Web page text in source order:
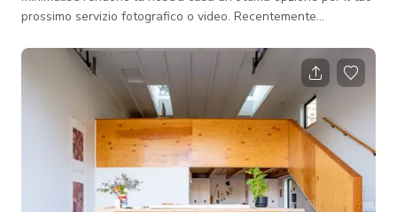
prossimo servizio fotografico o video. Recentemente
e grandi finestre in tutta la struttura, offrendo un'illuminazione
fantastica. La cucina luminosa e moderna è un luogo
bellissimo per preparare e cucinare il cibo. Goditi il pasto
intorno al grande tavolo da pranzo che può ospitare otto
persone. Il cortile privato s